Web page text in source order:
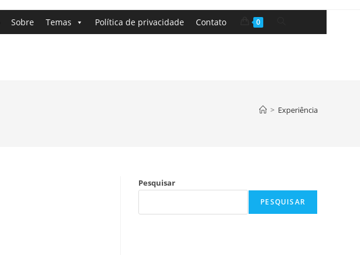
Sobre Temas Política de privacidade Contato 0
> Experiência
Pesquisar
PESQUISAR